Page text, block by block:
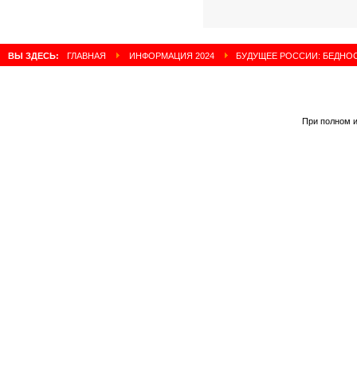
ВЫ ЗДЕСЬ: ГЛАВНАЯ ИНФОРМАЦИЯ 2024 БУДУЩЕЕ РОССИИ:
При полном